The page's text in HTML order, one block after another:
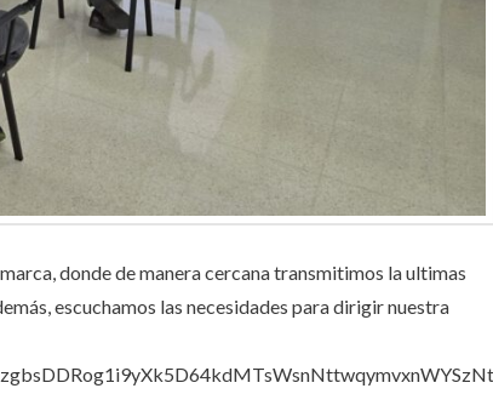
donde de manera cercana transmitimos la ultimas
escuchamos las necesidades para dirigir nuestra